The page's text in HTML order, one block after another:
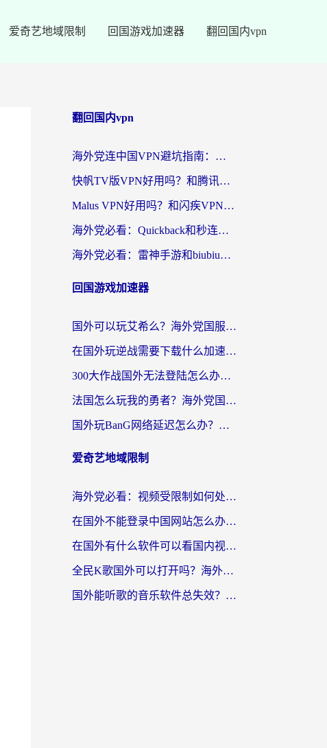
爱奇艺地域限制 回国游戏加速器 翻回国内vpn
翻回国内vpn
海外党连中国VPN避坑指南：如何选到真正能无缝刷国内资源的加速器？
快帆TV版VPN好用吗？和腾讯VPN对比哪个回国效果更好？海外党必看的真实体验指南
Malus VPN好用吗？和闪疾VPN对比哪个回国效果更好？海外华人的实用避坑指南
海外党必看：Quickback和秒连好用吗？3步选对回国加速器，无缝刷国内资源
海外党必看：雷神手游和biubiu好用吗？3招选对回国加速器无缝刷国内资源
回国游戏加速器
国外可以玩艾希么？海外党国服游戏畅玩终极指南（附加速器选择秘籍）
在国外玩逆战需要下载什么加速器呢？海外党亲测有效的国服游戏加速指南
300大作战国外无法登陆怎么办？海外玩家亲测有效的解决指南
法国怎么玩我的勇者？海外党国服游戏不卡攻略，附3款热门游戏加速实测
国外玩BanG网络延迟怎么办？海外玩家亲测有效的国服游戏加速指南
爱奇艺地域限制
海外党必看：视频受限制如何处理？3步解决国内剧番“看不了”难题
在国外不能登录中国网站怎么办？3步选对回国加速器，无缝刷剧、办业务
在国外有什么软件可以看国内视频？留学生亲测的追剧救星来了
全民K歌国外可以打开吗？海外党听歌听书无限制的实用指南
国外能听歌的音乐软件总失效？这篇教你怎么在海外流畅听网易云